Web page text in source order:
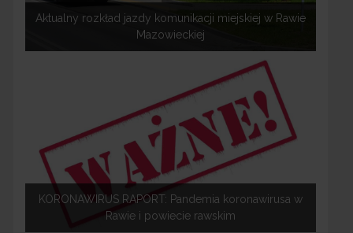
Aktualny rozkład jazdy komunikacji miejskiej w Rawie
Mazowieckiej
KORONAWIRUS RAPORT: Pandemia koronawirusa w
Rawie i powiecie rawskim